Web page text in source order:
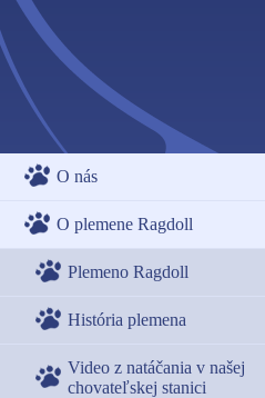
O nás
O plemene Ragdoll
Plemeno Ragdoll
História plemena
Video z natáčania v našej
chovateľskej stanici